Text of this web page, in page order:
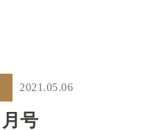
2021.05.06
号